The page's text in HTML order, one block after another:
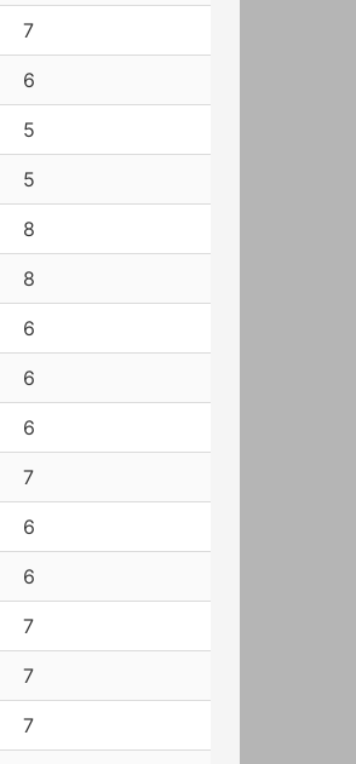
7
6
5
5
8
8
6
6
6
7
6
6
7
7
7